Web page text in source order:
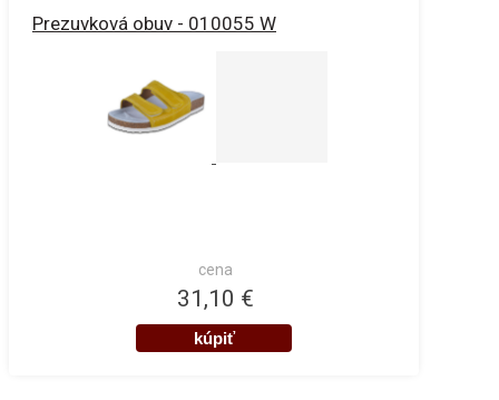
Prezuvková obuv - 010055 W
cena
31,10 €